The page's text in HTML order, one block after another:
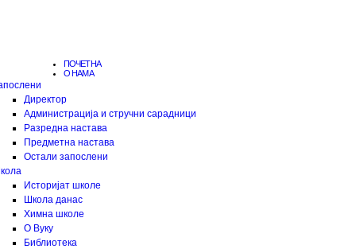
ПОЧЕТНА
О НАМА
Директор
Администрација и стручни сарадници
Разредна настава
Предметна настава
Остали запослени
Историјат школе
Школа данас
Химна школе
О Вуку
Библиотека